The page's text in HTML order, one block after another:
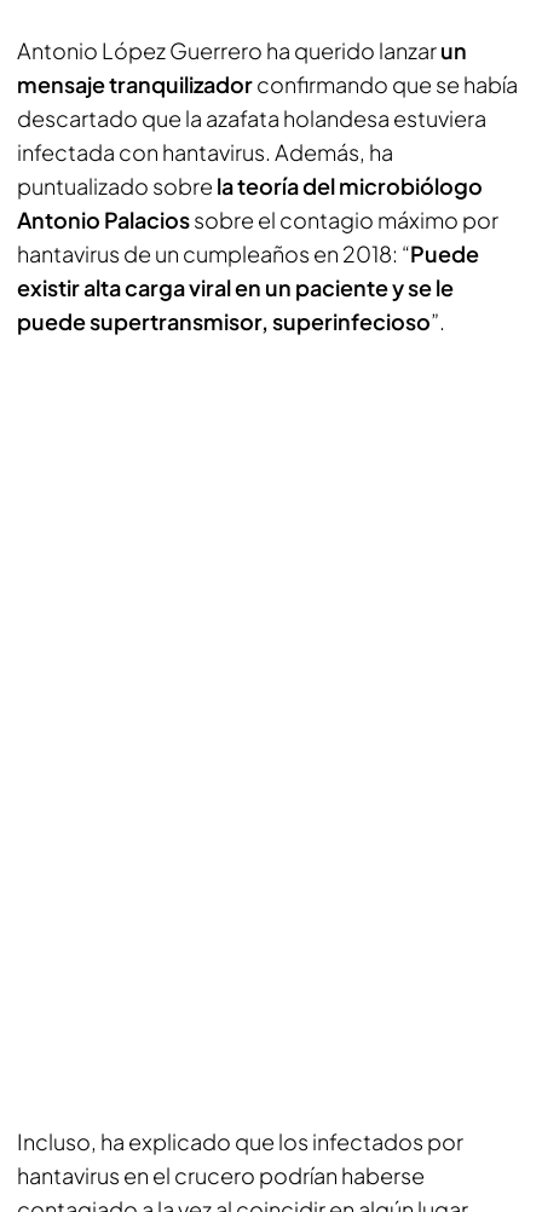
Antonio López Guerrero ha querido lanzarun
mensaje tranquilizadorconfirmando que se había
descartado que la azafata holandesa estuviera
infectada con hantavirus. Además, ha
puntualizado sobre la teoría del microbiólogo
Antonio Palaciossobre el contagio máximo por
hantavirus de un cumpleaños en 2018: “Puede
existir alta carga viral en un paciente y se le
puede supertransmisor, superinfecioso”.
Incluso, ha explicado que los infectados por
hantavirus en el crucero podrían haberse